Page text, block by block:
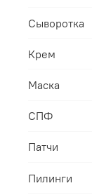
Сыворотка
Крем
Маска
СПФ
Патчи
Пилинги